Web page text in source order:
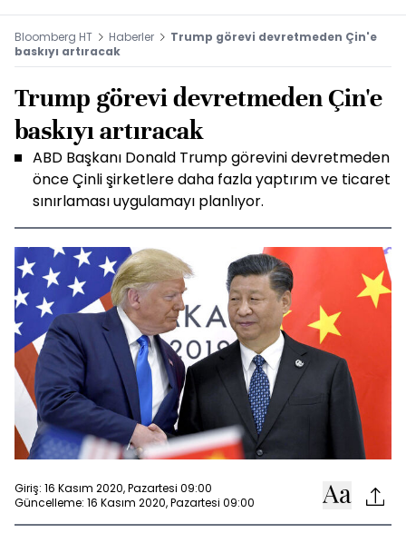
Bloomberg HT Haberler
Trump görevi devretmeden Çin'e
baskıyı artıracak
Trump görevi devretmeden Çin'e
baskıyı artıracak
ABD Başkanı Donald Trump görevini devretmeden
önce Çinli şirketlere daha fazla yaptırım ve ticaret
sınırlaması uygulamayı planlıyor.
Giriş: 16 Kasım 2020, Pazartesi 09:00
Güncelleme: 16 Kasım 2020, Pazartesi 09:00